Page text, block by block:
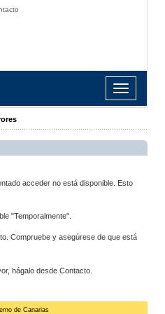
Toggle
navigation
acceder no está disponible. Esto
"Temporalmente".
Compruebe y asegúrese de que está
hágalo desde Contacto.
de Canarias